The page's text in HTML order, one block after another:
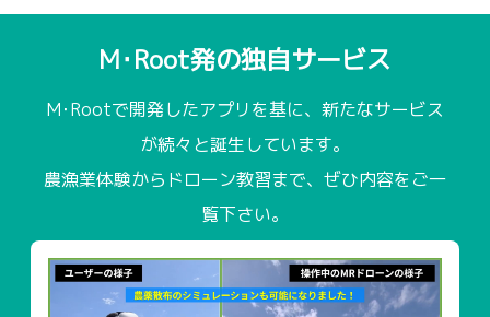
M･Root発の独自サービス
M･Rootで開発したアプリを基に、新たなサービス
が続々と誕生しています。
農漁業体験からドローン教習まで、ぜひ内容をご一
覧下さい。